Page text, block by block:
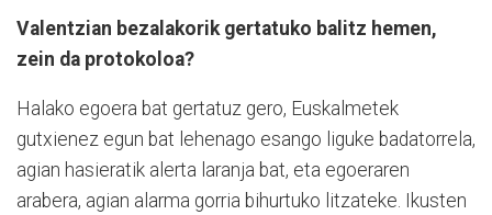
Valentzian bezalakorik gertatuko balitz hemen,
zein da protokoloa?
Halako egoera bat gertatuz gero, Euskalmetek
gutxienez egun bat lehenago esango liguke badatorrela,
agian hasieratik alerta laranja bat, eta egoeraren
arabera, agian alarma gorria bihurtuko litzateke. Ikusten